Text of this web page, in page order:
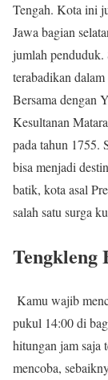
Tengah. Kota ini
Jawa bagian
jumlah
terabadikan
Bersama dengan
Kesultanan
pada tahun 1755.
bisa menjadi
batik, kota asal
salah satu surga
Tengkleng
Kamu wajib
pukul 14:00 di
hitungan jam saja
mencoba,